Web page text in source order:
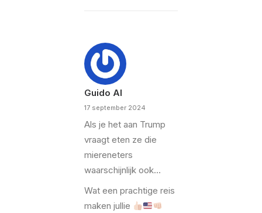
Guido Al
17 september 2024
Als je het aan Trump
vraagt eten ze die
miereneters
waarschijnlijk ook…
Wat een prachtige reis
maken jullie